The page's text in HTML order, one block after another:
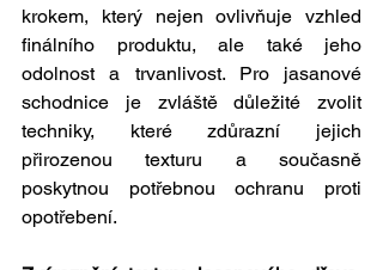
krokem, který nejen ovlivňuje vzhled
finálního produktu, ale také jeho
odolnost a trvanlivost. Pro jasanové
schodnice je zvláště důležité zvolit
techniky, které zdůrazní jejich
přirozenou texturu a současně
poskytnou potřebnou ochranu proti
opotřebení.